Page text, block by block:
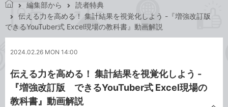
で
き
ッ
編集部から
読者特典
伝える力を高める！ 集計結果を視覚化しよう -『増強改訂版
できるYouTuber式 Excel現場の教科書』動画解説
2024.02.26 MON 14:00
伝える力を高める！ 集計結果を視覚化しよう -
『増強改訂版 できるYouTuber式 Excel現場の
教科書』動画解説